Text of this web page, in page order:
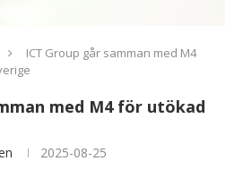
ICT Group går samman med M4
med M4 för utökad
2025-08-25